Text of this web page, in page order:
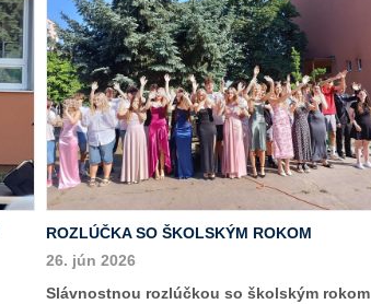
ROZLÚČKA SO ŠKOLSKÝM ROKOM
26. jún 2026
Slávnostnou rozlúčkou so školským rokom